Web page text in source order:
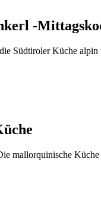
-
Südtiroler Küche
mallorquinische